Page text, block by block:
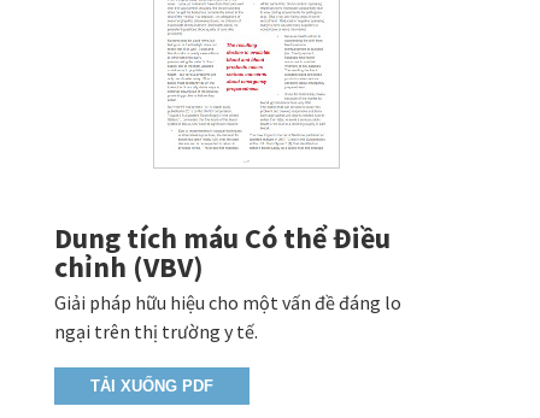
Dung tích máu Có thể Điều
chỉnh (VBV)
Giải pháp hữu hiệu cho một vấn đề đáng lo
ngại trên thị trường y tế.
TẢI XUỐNG PDF